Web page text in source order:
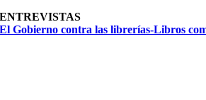
ENTREVISTAS
El Gobierno contra las librerías-Libros